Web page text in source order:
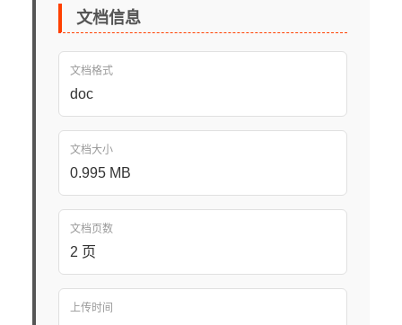
文档信息
文档格式
doc
文档大小
0.995 MB
文档页数
2 页
上传时间